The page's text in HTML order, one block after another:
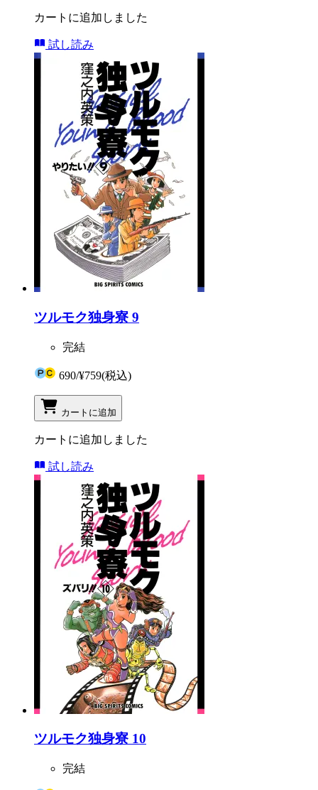
カートに追加しました
試し読み
ツルモク独身寮 9
完結
690/¥759(税込)
カートに追加
カートに追加しました
試し読み
ツルモク独身寮 10
完結